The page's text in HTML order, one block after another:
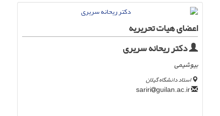
اعضای هیات تحریریه
دکتر ریحانه سریری
بیوشیمی
استاد دانشگاه گیلان
guilan.ac.ir